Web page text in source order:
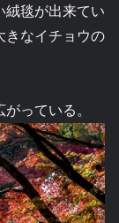
絨毯が出来てい
きなイチョウの
っている。